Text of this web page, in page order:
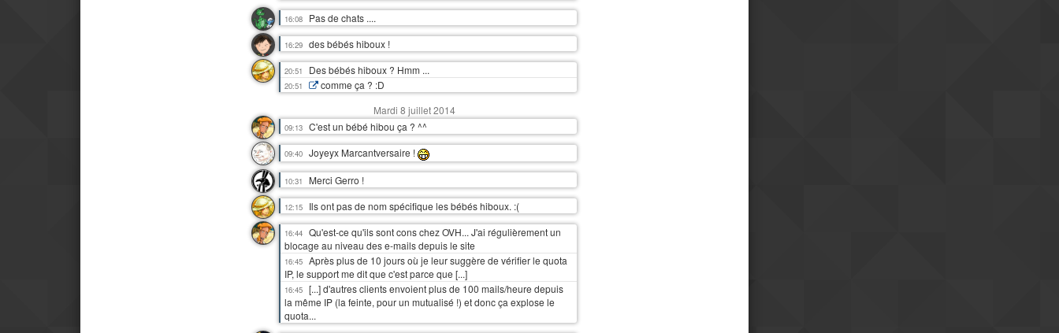
16:08 Pas de chats ....
16:29 des bébés hiboux !
20:51 Des bébés hiboux ? Hmm ...
20:51
comme ça ? :D
Mardi 8 juillet 2014
09:13 C'est un bébé hibou ça ? ^^
09:40 Joyeyx Marcantversaire !
10:31 Merci Gerro !
12:15 Ils ont pas de nom spécifique les bébés hiboux. :(
16:44 Qu'est-ce qu'ils sont cons chez OVH... J'ai régulièrement un
blocage au niveau des e-mails depuis le site
16:45 Après plus de 10 jours où je leur suggère de vérifier le quota
IP, le support me dit que c'est parce que [...]
16:45 [...] d'autres clients envoient plus de 100 mails/heure depuis
la même IP (la feinte, pour un mutualisé !) et donc ça explose le
quota...